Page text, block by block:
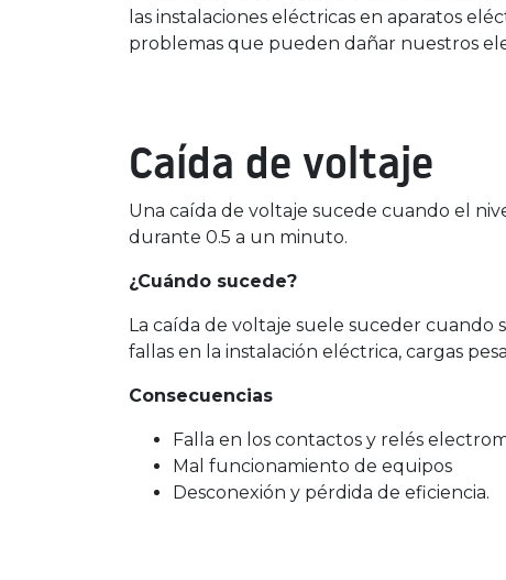
las instalaciones eléctricas en aparatos
problemas que pueden dañar nuestros
Caída de voltaje
Una caída de voltaje sucede cuando el
durante 0.5 a un minuto.
¿Cuándo sucede?
La caída de voltaje suele suceder cuando
fallas en la instalación eléctrica, cargas
Consecuencias
Falla en los contactos y relés
Mal funcionamiento de equipos
Desconexión y pérdida de eficiencia.